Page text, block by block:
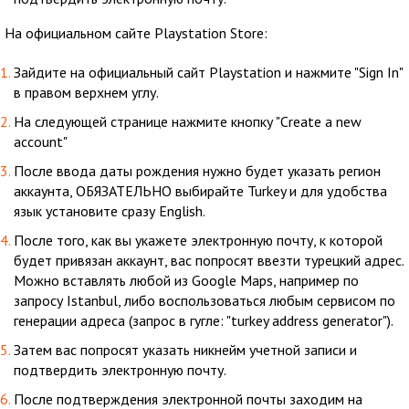
На официальном сайте Playstation Store:
Зайдите на официальный сайт Playstation и нажмите "Sign In"
в правом верхнем углу.
На следующей странице нажмите кнопку "Create a new
account"
После ввода даты рождения нужно будет указать регион
аккаунта, ОБЯЗАТЕЛЬНО выбирайте Turkey и для удобства
язык установите сразу English.
После того, как вы укажете электронную почту, к которой
будет привязан аккаунт, вас попросят ввезти турецкий адрес.
Можно вставлять любой из Google Maps, например по
запросу Istanbul, либо воспользоваться любым сервисом по
генерации адреса (запрос в гугле: "turkey address generator").
Затем вас попросят указать никнейм учетной записи и
подтвердить электронную почту.
После подтверждения электронной почты заходим на